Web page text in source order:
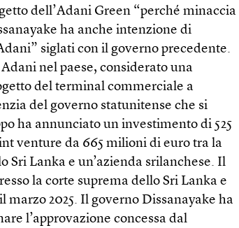
dell’Adani Green “perché minaccia
ha anche intenzione di
siglati con il governo precedente.
nel paese, considerato una
del terminal commerciale a
del governo statunitense che si
ha annunciato un investimento di 525
venture da 665 milioni di euro tra la
Sri Lanka e un’azienda srilanchese. Il
la corte suprema dello Sri Lanka e
marzo 2025. Il governo Dissanayake ha
l’approvazione concessa dal